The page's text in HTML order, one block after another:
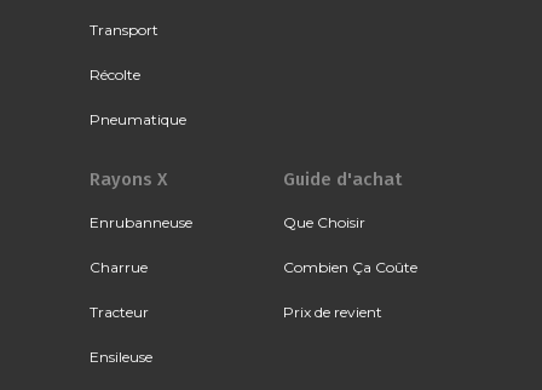
Transport
Récolte
Pneumatique
Rayons X
Enrubanneuse
Charrue
Tracteur
Ensileuse
Guide d'achat
Que Choisir
Combien Ça Coûte
Prix de revient